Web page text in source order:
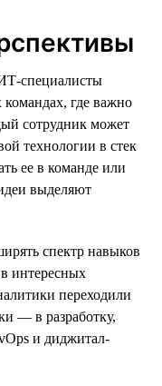
специалисты
где важно
сотрудник может
технологии в стек
ее в команде или
выделяют
спектр навыков
интересных
переходили
— в разработку,
и диджитал-